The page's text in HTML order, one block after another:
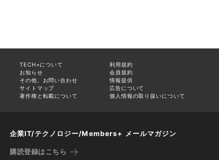
TECH+について
利用規約
お知らせ
会員規約
その他、お問い合わせ
情報提供
サイトマップ
広告について
著作権と転載について
個人情報の取り扱いについて
企業IT/テクノロジー/Members+ メールマガジン
購読登録はこちら